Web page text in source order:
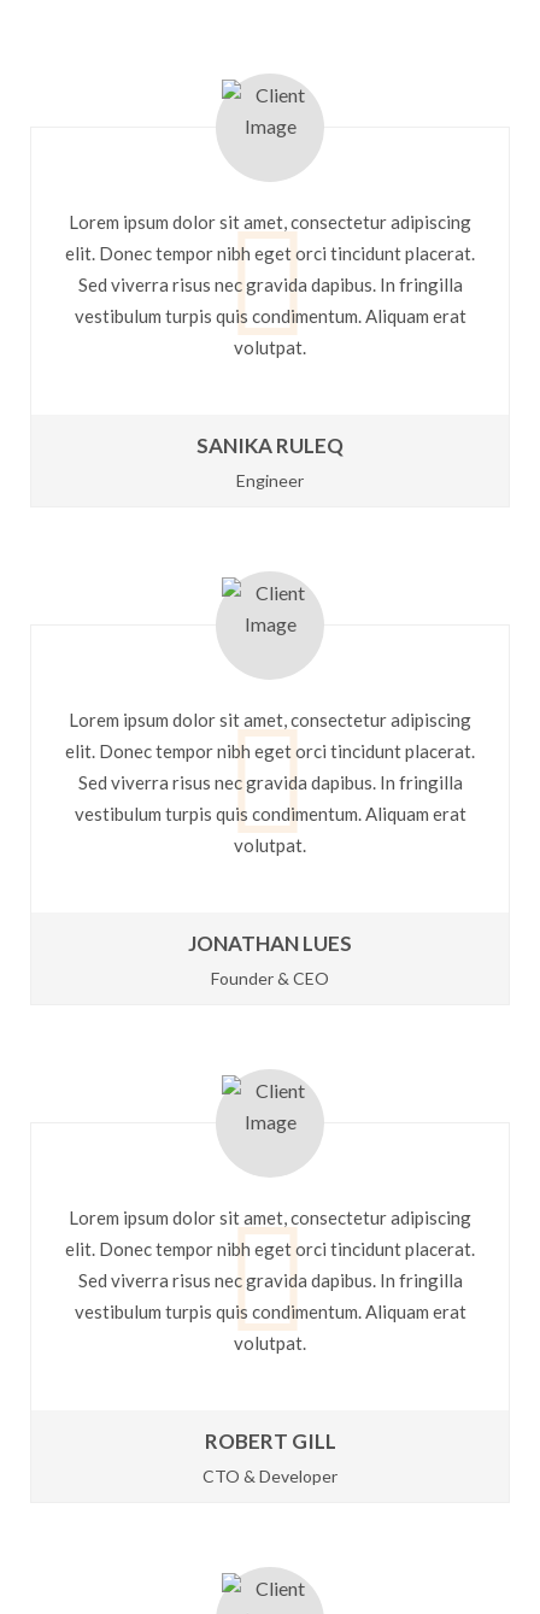
Lorem ipsum dolor sit amet, consectetur adipiscing
elit. Donec tempor nibh eget orci tincidunt placerat.
Sed viverra risus nec gravida dapibus. In fringilla
vestibulum turpis quis condimentum. Aliquam erat
volutpat.
SANIKA RULEQ
Engineer
Lorem ipsum dolor sit amet, consectetur adipiscing
elit. Donec tempor nibh eget orci tincidunt placerat.
Sed viverra risus nec gravida dapibus. In fringilla
vestibulum turpis quis condimentum. Aliquam erat
volutpat.
JONATHAN LUES
Founder & CEO
Lorem ipsum dolor sit amet, consectetur adipiscing
elit. Donec tempor nibh eget orci tincidunt placerat.
Sed viverra risus nec gravida dapibus. In fringilla
vestibulum turpis quis condimentum. Aliquam erat
volutpat.
ROBERT GILL
CTO & Developer